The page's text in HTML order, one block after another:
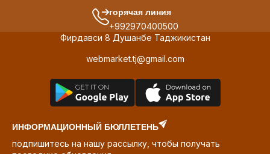
горячая линия
+992970400500
Фирдавси 8 Душанбе Таджикистан
webmarket.tj@gmail.com
ИНФОРМАЦИОННЫЙ БЮЛЛЕТЕНЬ
подпишитесь на нашу рассылку, чтобы получать